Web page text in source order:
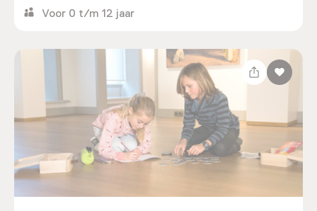
Voor 0 t/m 12 jaar